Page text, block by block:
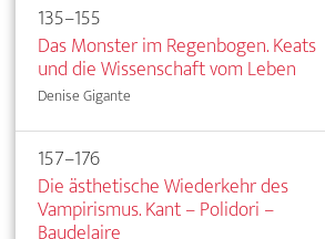
135–155
Das Monster im Regenbogen. Keats
und die Wissenschaft vom Leben
Denise Gigante
157–176
Die ästhetische Wiederkehr des
Vampirismus. Kant – Polidori –